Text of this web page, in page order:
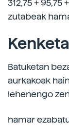
312,75 + 95,75
zutabeak
Kenketa
Batuketan
aurkakoak
lehenengo
hamar